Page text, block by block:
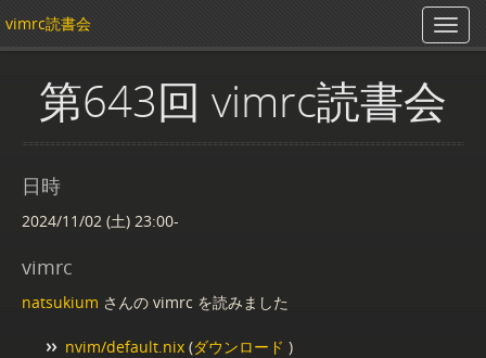
vimrc読書会
第643回 vimrc読書会
日時
2024/11/02 (土) 23:00-
vimrc
natsukium さんの vimrc を読みました
nvim/default.nix (ダウンロード )